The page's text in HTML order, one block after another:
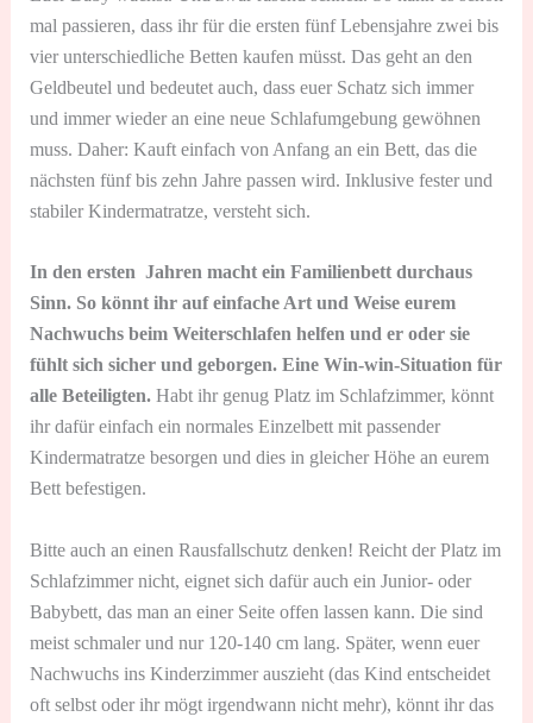
mal passieren, dass ihr für die ersten fünf Lebensjahre zwei bis
vier unterschiedliche Betten kaufen müsst. Das geht an den
Geldbeutel und bedeutet auch, dass euer Schatz sich immer
und immer wieder an eine neue Schlafumgebung gewöhnen
muss. Daher: Kauft einfach von Anfang an ein Bett, das die
nächsten fünf bis zehn Jahre passen wird. Inklusive fester und
stabiler Kindermatratze, versteht sich.
In den ersten Jahren macht ein Familienbett durchaus
Sinn. So könnt ihr auf einfache Art und Weise eurem
Nachwuchs beim Weiterschlafen helfen und er oder sie
fühlt sich sicher und geborgen. Eine Win-win-Situation für
alle Beteiligten.Habt ihr genug Platz im Schlafzimmer, könnt
ihr dafür einfach ein normales Einzelbett mit passender
Kindermatratze besorgen und dies in gleicher Höhe an eurem
Bett befestigen.
Bitte auch an einen Rausfallschutz denken! Reicht der Platz im
Schlafzimmer nicht, eignet sich dafür auch ein Junior- oder
Babybett, das man an einer Seite offen lassen kann. Die sind
meist schmaler und nur 120-140 cm lang. Später, wenn euer
Nachwuchs ins Kinderzimmer auszieht (das Kind entscheidet
oft selbst oder ihr mögt irgendwann nicht mehr), könnt ihr das